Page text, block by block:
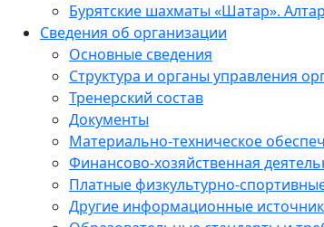
Бурятские шахматы «Шатар».
Сведения об организации
Основные сведения
Структура и органы управления
Тренерский состав
Документы
Материально-техническое
Финансово-хозяйственная
Платные физкультурно-
Другие информационные